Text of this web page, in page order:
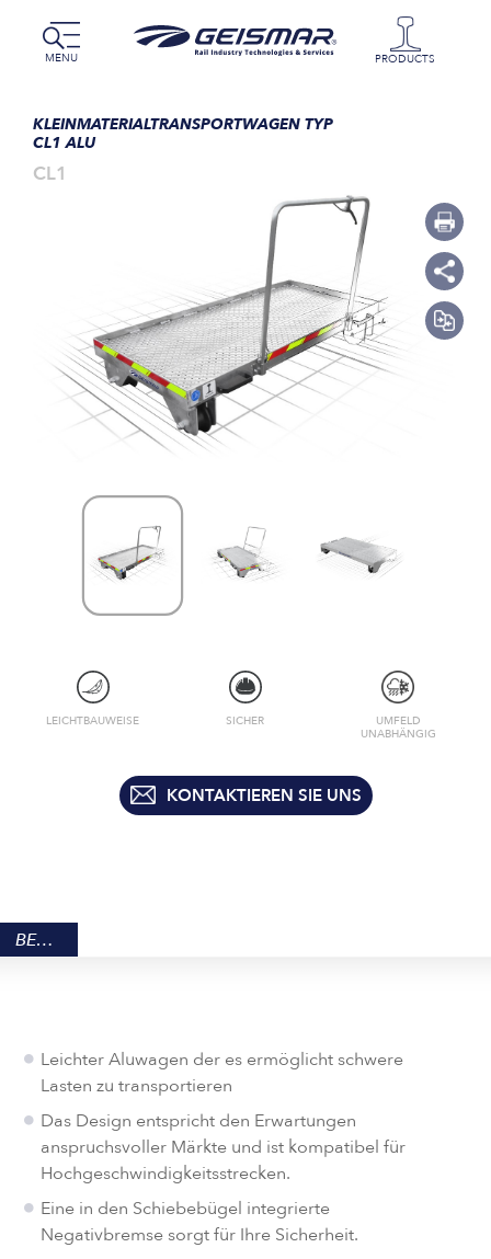
MENU PRODUCTS
KLEINMATERIALTRANSPORTWAGEN TYP
CL1 ALU
CL1
LEICHTBAUWEISE SICHER
UMFELD
UNABHÄNGIG
KONTAKTIEREN SIE UNS
BESCHREIBUNG
Leichter Aluwagen der es ermöglicht schwere
Lasten zu transportieren
Das Design entspricht den Erwartungen
anspruchsvoller Märkte und ist kompatibel für
Hochgeschwindigkeitsstrecken.
Eine in den Schiebebügel integrierte
Negativbremse sorgt für Ihre Sicherheit.